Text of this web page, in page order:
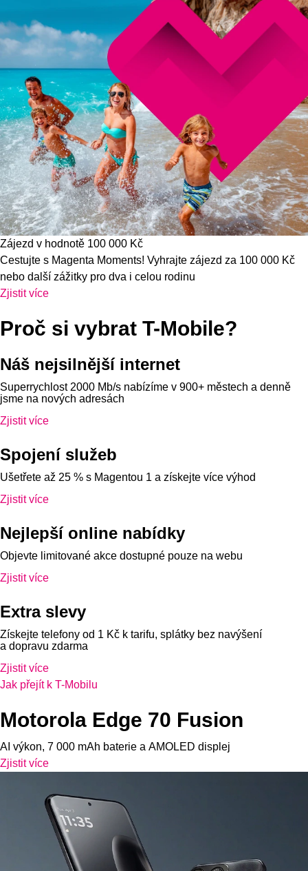
Zájezd v hodnotě 100 000 Kč
Cestujte s Magenta Moments! Vyhrajte zájezd za 100 000 Kč
nebo další zážitky pro dva i celou rodinu
Zjistit více
Proč si vybrat T-Mobile?
Náš nejsilnější internet
Superrychlost 2000 Mb/s nabízíme v 900+ městech a denně
jsme na nových adresách
Zjistit více
Spojení služeb
Ušetřete až 25 % s Magentou 1 a získejte více výhod
Zjistit více
Nejlepší online nabídky
Objevte limitované akce dostupné pouze na webu
Zjistit více
Extra slevy
Získejte telefony od 1 Kč k tarifu, splátky bez navýšení
a dopravu zdarma
Zjistit více
Jak přejít k T-Mobilu
Motorola Edge 70 Fusion
AI výkon, 7 000 mAh baterie a AMOLED displej
Zjistit více